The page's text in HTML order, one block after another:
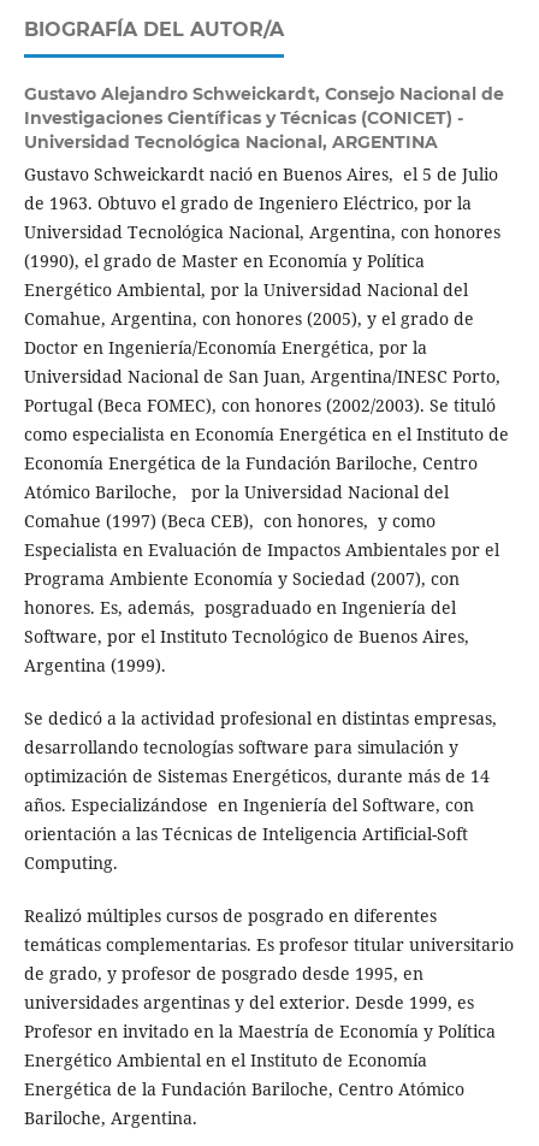
BIOGRAFÍA DEL AUTOR/A
Gustavo Alejandro Schweickardt, Consejo Nacional de
Investigaciones Científicas y Técnicas (CONICET) -
Universidad Tecnológica Nacional, ARGENTINA
Gustavo Schweickardt nació en Buenos Aires, el 5 de Julio
de 1963. Obtuvo el grado de Ingeniero Eléctrico, por la
Universidad Tecnológica Nacional, Argentina, con honores
(1990), el grado de Master en Economía y Política
Energético Ambiental, por la Universidad Nacional del
Comahue, Argentina, con honores (2005), y el grado de
Doctor en Ingeniería/Economía Energética, por la
Universidad Nacional de San Juan, Argentina/INESC Porto,
Portugal (Beca FOMEC), con honores (2002/2003). Se tituló
como especialista en Economía Energética en el Instituto de
Economía Energética de la Fundación Bariloche, Centro
Atómico Bariloche, por la Universidad Nacional del
Comahue (1997) (Beca CEB), con honores, y como
Especialista en Evaluación de Impactos Ambientales por el
Programa Ambiente Economía y Sociedad (2007), con
honores. Es, además, posgraduado en Ingeniería del
Software, por el Instituto Tecnológico de Buenos Aires,
Argentina (1999).
Se dedicó a la actividad profesional en distintas empresas,
desarrollando tecnologías software para simulación y
optimización de Sistemas Energéticos, durante más de 14
años. Especializándose en Ingeniería del Software, con
orientación a las Técnicas de Inteligencia Artificial-Soft
Computing.
Realizó múltiples cursos de posgrado en diferentes
temáticas complementarias. Es profesor titular universitario
de grado, y profesor de posgrado desde 1995, en
universidades argentinas y del exterior. Desde 1999, es
Profesor en invitado en la Maestría de Economía y Política
Energético Ambiental en el Instituto de Economía
Energética de la Fundación Bariloche, Centro Atómico
Bariloche, Argentina.